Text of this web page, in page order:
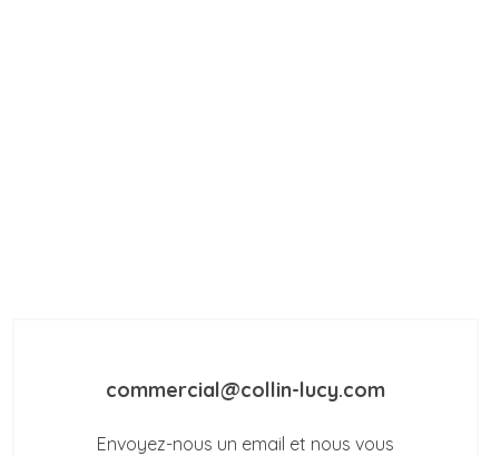
commercial@collin-lucy.com
Envoyez-nous un email et nous vous